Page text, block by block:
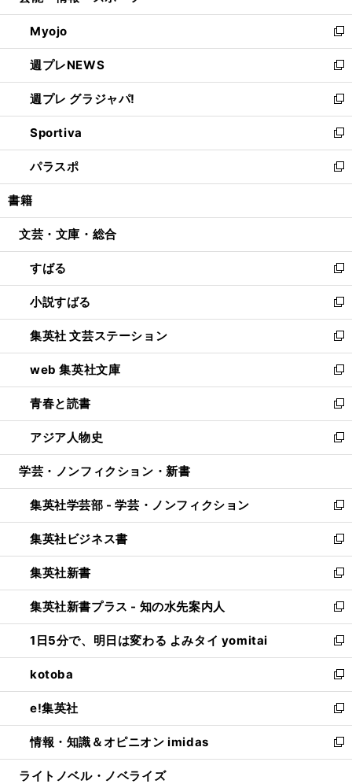
開
く
ウ
で
開
く
ン
ド
ウ
で
開
く
ウ
ィ
ン
ド
ウ
で
開
く
Myojo
新
し
い
ウ
ィ
ン
ド
ウ
で
開
週プレNEWS
新
し
い
ウ
ィ
ン
ド
ウ
開
週プレ グラジャパ!
新
し
い
ウ
ィ
ン
ウ
開
く
Sportiva
新
し
い
ウ
ン
ウ
で
開
く
パラスポ
新
し
ウ
ン
ド
ウ
で
開
く
書籍
文芸・文庫・総合
すばる
新
し
い
ウ
ィ
ン
ド
ウ
で
開
く
小説すばる
新
し
い
ウ
ィ
ン
ド
ウ
で
開
集英社 文芸ステーション
新
し
い
ウ
ィ
ン
ド
ウ
開
く
web 集英社文庫
新
し
い
ウ
ィ
ン
ウ
で
開
く
青春と読書
新
し
い
ウ
ン
ド
ウ
で
開
く
アジア人物史
新
し
ウ
ィ
ン
ド
ウ
で
開
く
学芸・ノンフィクション・新書
集英社学芸部 - 学芸・ノンフィクション
新
し
い
ウ
ィ
ン
ド
ウ
で
開
く
集英社ビジネス書
新
し
い
ウ
ィ
ン
ド
ウ
で
開
く
集英社新書
新
し
い
ウ
ィ
ン
ド
ウ
で
開
く
集英社新書プラス - 知の水先案内人
新
し
い
ウ
ィ
ン
ド
ウ
で
開
1日5分で、明日は変わる よみタイ yomitai
新
し
い
ウ
ィ
ン
ド
ウ
kotoba
新
し
い
ウ
ィ
ン
e!集英社
新
し
い
ウ
情報・知識＆オピニオン imidas
新
し
ライトノベル・ノベライズ